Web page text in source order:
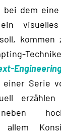
bei dem
visuelles
kommen
einer Serie
allem